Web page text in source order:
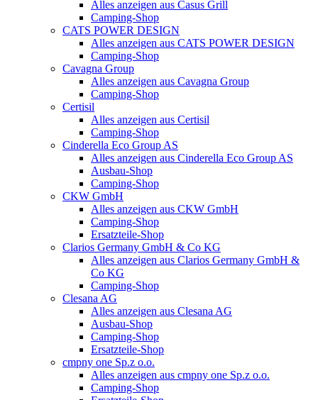
Alles anzeigen aus Casus Grill
Camping-Shop
CATS POWER DESIGN
Alles anzeigen aus CATS POWER DESIGN
Camping-Shop
Cavagna Group
Alles anzeigen aus Cavagna Group
Camping-Shop
Certisil
Alles anzeigen aus Certisil
Camping-Shop
Cinderella Eco Group AS
Alles anzeigen aus Cinderella Eco Group AS
Ausbau-Shop
Camping-Shop
CKW GmbH
Alles anzeigen aus CKW GmbH
Camping-Shop
Ersatzteile-Shop
Clarios Germany GmbH & Co KG
Alles anzeigen aus Clarios Germany GmbH &
Co KG
Camping-Shop
Clesana AG
Alles anzeigen aus Clesana AG
Ausbau-Shop
Camping-Shop
Ersatzteile-Shop
cmpny one Sp.z o.o.
Alles anzeigen aus cmpny one Sp.z o.o.
Camping-Shop